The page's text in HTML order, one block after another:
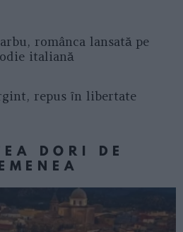
românca lansată pe
italiană
repus ȋn libertate
DORI DE